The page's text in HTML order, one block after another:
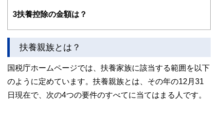
3扶養控除の金額は？
扶養親族とは？
国税庁ホームページでは、扶養家族に該当する範囲を以下
のように定めています。扶養親族とは、その年の12月31
日現在で、次の4つの要件のすべてに当てはまる人です。